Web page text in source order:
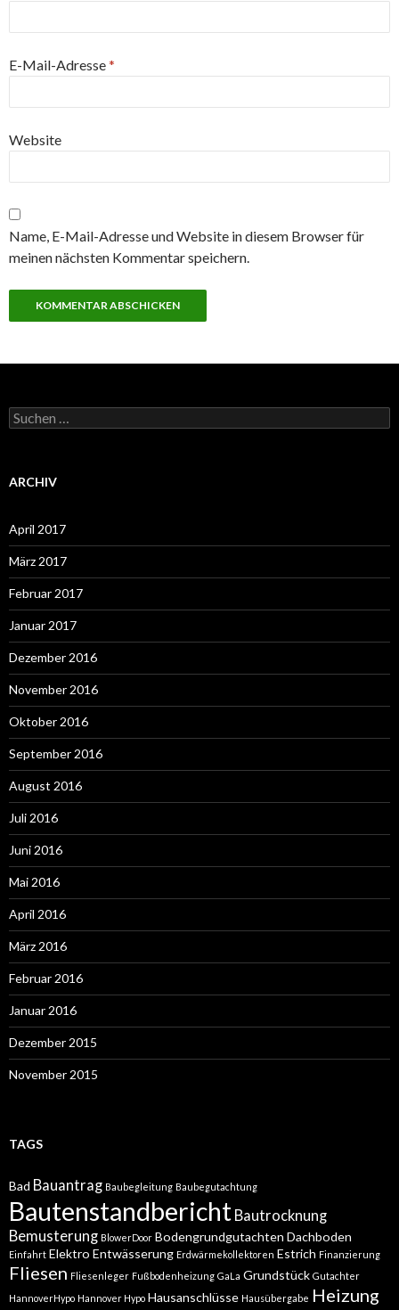
E-Mail-Adresse*
Website
Name, E-Mail-Adresse und Website in diesem Browser für
meinen nächsten Kommentar speichern.
Suchen
nach:
ARCHIV
April 2017
März 2017
Februar 2017
Januar 2017
Dezember 2016
November 2016
Oktober 2016
September 2016
August 2016
Juli 2016
Juni 2016
Mai 2016
April 2016
März 2016
Februar 2016
Januar 2016
Dezember 2015
November 2015
TAGS
Bad Bauantrag Baubegleitung Baubegutachtung
Bautenstandbericht Bautrocknung
Bemusterung BlowerDoor Bodengrundgutachten Dachboden
Einfahrt Elektro Entwässerung Erdwärmekollektoren Estrich Finanzierung
Fliesen Fliesenleger Fußbodenheizung GaLa Grundstück Gutachter
HannoverHypo Hannover Hypo Hausanschlüsse Hausübergabe Heizung